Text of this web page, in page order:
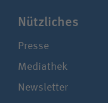
Nützliches
Presse
Mediathek
Newsletter